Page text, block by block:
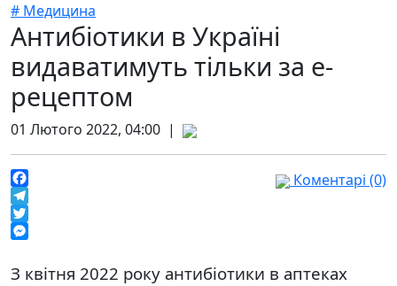
# Медицина
Антибіотики в Україні
видаватимуть тільки за е-
рецептом
01 Лютого 2022, 04:00 |
Facebook
Telegram
Twitter
Коментарі (0)
З квітня 2022 року антибіотики в аптеках